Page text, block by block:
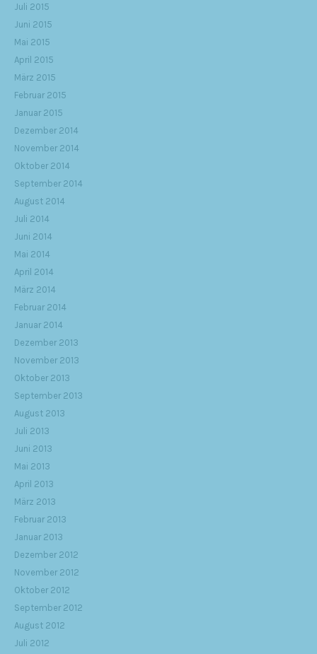
Juli 2015
Juni 2015
Mai 2015
April 2015
März 2015
Februar 2015
Januar 2015
Dezember 2014
November 2014
Oktober 2014
September 2014
August 2014
Juli 2014
Juni 2014
Mai 2014
April 2014
März 2014
Februar 2014
Januar 2014
Dezember 2013
November 2013
Oktober 2013
September 2013
August 2013
Juli 2013
Juni 2013
Mai 2013
April 2013
März 2013
Februar 2013
Januar 2013
Dezember 2012
November 2012
Oktober 2012
September 2012
August 2012
Juli 2012